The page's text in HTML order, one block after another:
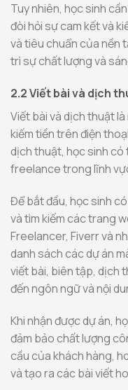
Tuy nhiên, học sinh
đòi hỏi sự cam kết và
và tiêu chuẩn của nền
trì sự chất lượng và
2.2 Viết bài và dịch
Viết bài và dịch thuật
kiếm tiền trên điện
dịch thuật, học sinh có
freelance trong lĩnh
Để bắt đầu, học sinh
và tìm kiếm các trang
Freelancer, Fiverr và
danh sách các dự án
viết bài, biên tập, dịch
đến ngôn ngữ và nội
Khi nhận được dự án,
đảm bảo chất lượng
cầu của khách hàng,
và tạo ra các bài viết